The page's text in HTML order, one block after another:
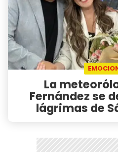
La
Fernández se
lágrimas de